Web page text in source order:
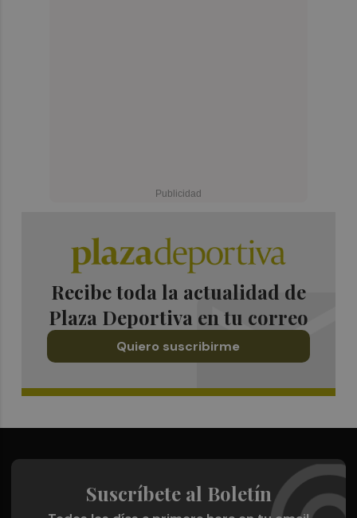
Recibe toda la actualidad de
Plaza Deportiva en tu correo
Quiero suscribirme
Suscríbete al Boletín